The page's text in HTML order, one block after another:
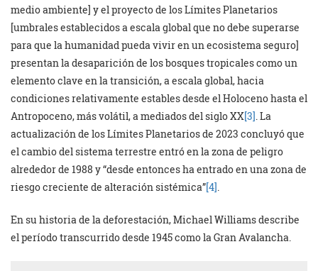
medio ambiente] y el proyecto de los Límites Planetarios
[umbrales establecidos a escala global que no debe superarse
para que la humanidad pueda vivir en un ecosistema seguro]
presentan la desaparición de los bosques tropicales como un
elemento clave en la transición, a escala global, hacia
condiciones relativamente estables desde el Holoceno hasta el
Antropoceno, más volátil, a mediados del siglo XX[3]. La
actualización de los Límites Planetarios de 2023 concluyó que
el cambio del sistema terrestre entró en la zona de peligro
alrededor de 1988 y “desde entonces ha entrado en una zona de
riesgo creciente de alteración sistémica”[4].
En su historia de la deforestación, Michael Williams describe
el período transcurrido desde 1945 como la Gran Avalancha.